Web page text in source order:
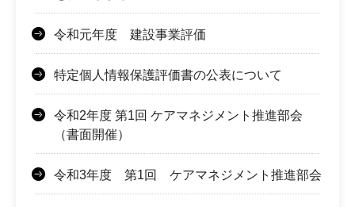
令和元年度 建設事業評価
特定個人情報保護評価書の公表について
令和2年度 第1回 ケアマネジメント推進部会
（書面開催）
令和3年度 第1回 ケアマネジメント推進部会